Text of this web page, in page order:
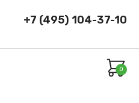
+7 (495) 104-37-10
0